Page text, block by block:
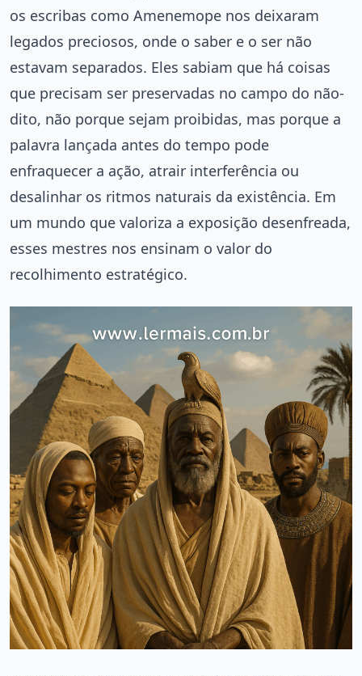
os escribas como Amenemope nos deixaram
legados preciosos, onde o saber e o ser não
estavam separados. Eles sabiam que há coisas
que precisam ser preservadas no campo do não-
dito, não porque sejam proibidas, mas porque a
palavra lançada antes do tempo pode
enfraquecer a ação, atrair interferência ou
desalinhar os ritmos naturais da existência. Em
um mundo que valoriza a exposição desenfreada,
esses mestres nos ensinam o valor do
recolhimento estratégico.